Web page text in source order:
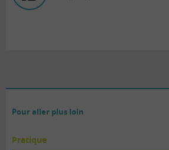
Pour aller plus loin
Pratique